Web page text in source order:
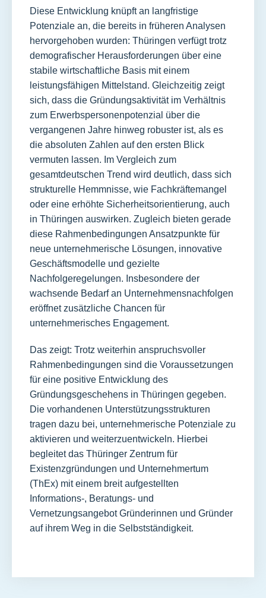
Diese Entwicklung knüpft an langfristige
Potenziale an, die bereits in früheren Analysen
hervorgehoben wurden: Thüringen verfügt trotz
demografischer Herausforderungen über eine
stabile wirtschaftliche Basis mit einem
leistungsfähigen Mittelstand. Gleichzeitig zeigt
sich, dass die Gründungsaktivität im Verhältnis
zum Erwerbspersonenpotenzial über die
vergangenen Jahre hinweg robuster ist, als es
die absoluten Zahlen auf den ersten Blick
vermuten lassen. Im Vergleich zum
gesamtdeutschen Trend wird deutlich, dass sich
strukturelle Hemmnisse, wie Fachkräftemangel
oder eine erhöhte Sicherheitsorientierung, auch
in Thüringen auswirken. Zugleich bieten gerade
diese Rahmenbedingungen Ansatzpunkte für
neue unternehmerische Lösungen, innovative
Geschäftsmodelle und gezielte
Nachfolgeregelungen. Insbesondere der
wachsende Bedarf an Unternehmensnachfolgen
eröffnet zusätzliche Chancen für
unternehmerisches Engagement.
Das zeigt: Trotz weiterhin anspruchsvoller
Rahmenbedingungen sind die Voraussetzungen
für eine positive Entwicklung des
Gründungsgeschehens in Thüringen gegeben.
Die vorhandenen Unterstützungsstrukturen
tragen dazu bei, unternehmerische Potenziale zu
aktivieren und weiterzuentwickeln. Hierbei
begleitet das Thüringer Zentrum für
Existenzgründungen und Unternehmertum
(ThEx) mit einem breit aufgestellten
Informations-, Beratungs- und
Vernetzungsangebot Gründerinnen und Gründer
auf ihrem Weg in die Selbstständigkeit.